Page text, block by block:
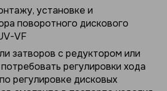
затворов с редуктором или
регулировки хода
регулировке дисковых